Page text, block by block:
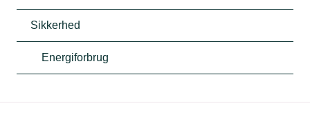
Sikkerhed
Energiforbrug